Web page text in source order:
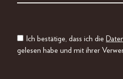
Ich bestätige, dass ich die
gelesen habe und mit ihrer